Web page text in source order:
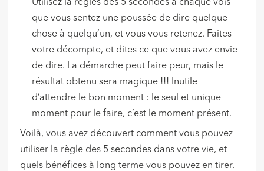
Utilisez la règles des 5 secondes à chaque vois
que vous sentez une poussée de dire quelque
chose à quelqu’un, et vous vous retenez. Faites
votre décompte, et dites ce que vous avez envie
de dire. La démarche peut faire peur, mais le
résultat obtenu sera magique !!! Inutile
d’attendre le bon moment : le seul et unique
moment pour le faire, c’est le moment présent.
Voilà, vous avez découvert comment vous pouvez
utiliser la règle des 5 secondes dans votre vie, et
quels bénéfices à long terme vous pouvez en tirer.